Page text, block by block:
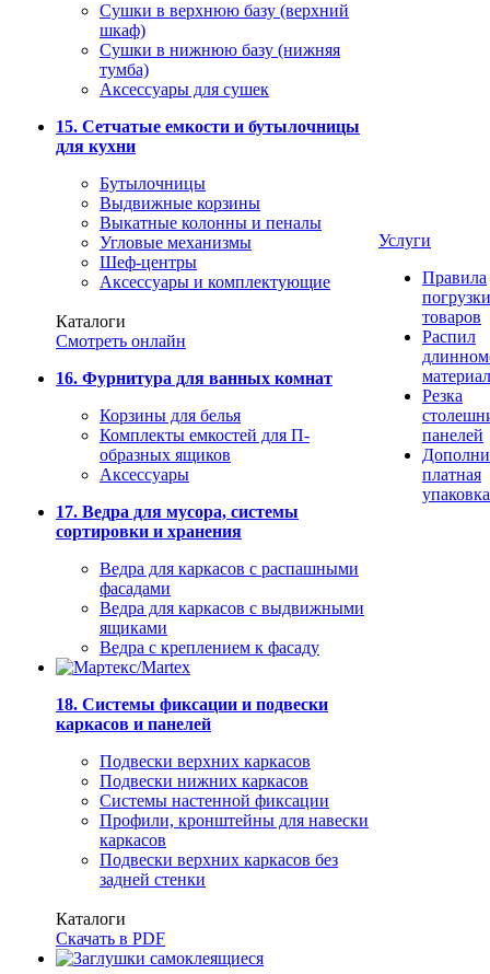
Сушки в верхнюю базу (верхний
шкаф)
Сушки в нижнюю базу (нижняя
тумба)
Аксессуары для сушек
15. Сетчатые емкости и бутылочницы
для кухни
Бутылочницы
Выдвижные корзины
Выкатные колонны и пеналы
Угловые механизмы
Шеф-центры
Аксессуары и комплектующие
Каталоги
Смотреть онлайн
16. Фурнитура для ванных комнат
Корзины для белья
Комплекты емкостей для П-
образных ящиков
Аксессуары
17. Ведра для мусора, системы
сортировки и хранения
Ведра для каркасов с распашными
фасадами
Ведра для каркасов с выдвижными
ящиками
Ведра с креплением к фасаду
18. Системы фиксации и подвески
каркасов и панелей
Подвески верхних каркасов
Подвески нижних каркасов
Системы настенной фиксации
Профили, кронштейны для навески
каркасов
Подвески верхних каркасов без
задней стенки
Каталоги
Скачать в PDF
Услуги
Правила
погрузки
товаров
Распил
Резка
панелей
платная
упаковка